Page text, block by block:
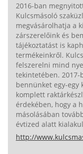
2016-ban
Kulcsmásoló
megvásárolhatja a
zárszerelőink és
tájékoztatást is
termékeinkről.
felszerelni mind
tekintetében.
bennünket egy-egy
komplett
érdekében, hogy a
másolásában
évtized alatt
http://